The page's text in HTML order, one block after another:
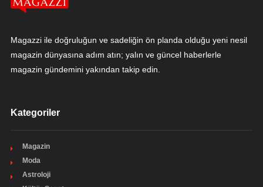
Magazzi ile doğruluğun ve sadeliğin ön planda olduğu yeni nesil
magazin dünyasına adım atın; yalın ve güncel haberlerle
magazin gündemini yakından takip edin.
Kategoriler
Magazin
Moda
Astroloji